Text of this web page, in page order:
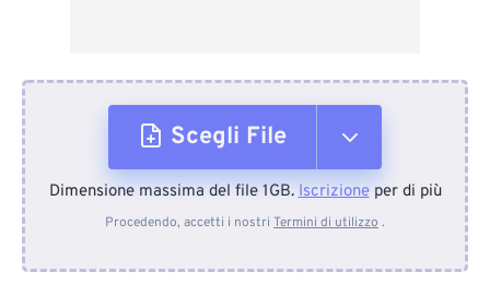
Scegli File
Dal dispositivo
Dimensione massima del file 1GB.Iscrizioneper di più
Procedendo, accetti i nostri Termini di utilizzo .